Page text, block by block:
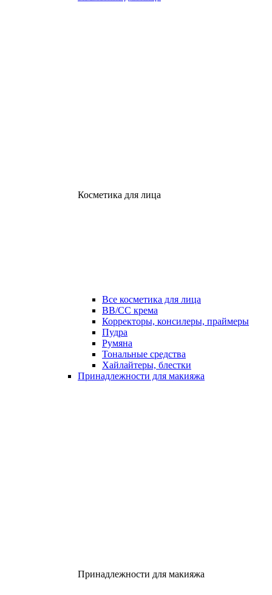
Косметика для лица
Все косметика для лица
ВВ/СС крема
Корректоры, консилеры, праймеры
Пудра
Румяна
Тональные средства
Хайлайтеры, блестки
Принадлежности для макияжа
Принадлежности для макияжа